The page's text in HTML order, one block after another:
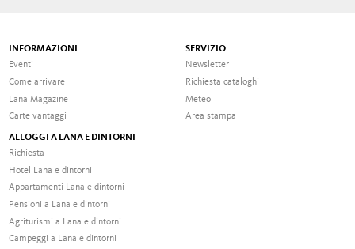
INFORMAZIONI
Eventi
Come arrivare
Lana Magazine
Carte vantaggi
SERVIZIO
Newsletter
Richiesta cataloghi
Meteo
Area stampa
ALLOGGI A LANA E DINTORNI
Richiesta
Hotel Lana e dintorni
Appartamenti Lana e dintorni
Pensioni a Lana e dintorni
Agriturismi a Lana e dintorni
Campeggi a Lana e dintorni